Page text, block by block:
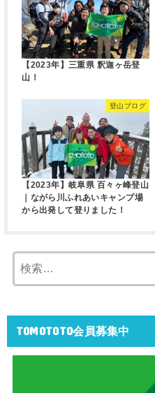
【2023年】三重県 釈迦ヶ岳登
山！
登山ブログ
【2023年】岐阜県 百々ヶ峰登山
｜ながら川ふれあいキャンプ場
から出発して登りました！
TOMOTOTO会員募集中